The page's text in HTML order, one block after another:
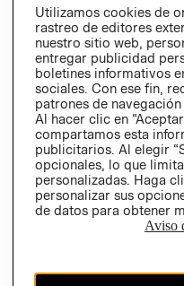
Chile ($)
Utilizamos cookies de
rastreo de editores
nuestro sitio web,
entregar publicidad
boletines informativos
sociales. Con ese fin,
patrones de
Al hacer clic en
compartamos esta
publicitarios. Al elegir
opcionales, lo que
personalizadas. Haga
personalizar sus
de datos para obtener
Aviso